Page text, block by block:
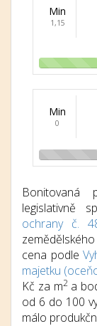
Min
1,15
Min
0
Bonitovaná
legislativně
ochrany č.
cena podle
majetku
Kč za m2a
od 6 do 100
málo